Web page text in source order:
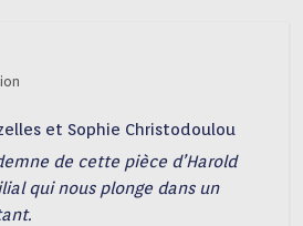
et Sophie Christodoulou
de cette pièce d’Harold
qui nous plonge dans un